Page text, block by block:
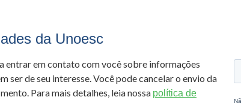
da Unoesc
entrar em contato com você sobre informações
ser de seu interesse. Você pode cancelar o envio da
Para mais detalhes, leia nossa política de